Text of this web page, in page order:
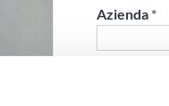
Azienda *